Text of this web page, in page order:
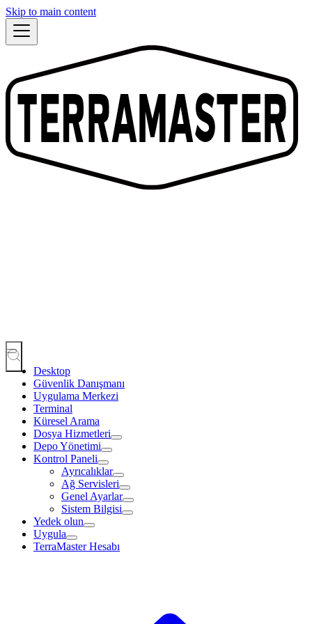
Skip to main content
Desktop
Güvenlik Danışmanı
Uygulama Merkezi
Terminal
Küresel Arama
Dosya Hizmetleri
Depo Yönetimi
Kontrol Paneli
Ayrıcalıklar
Ağ Servisleri
Genel Ayarlar
Sistem Bilgisi
Yedek olun
Uygula
TerraMaster Hesabı